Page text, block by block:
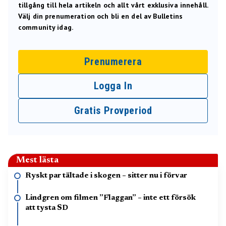
tillgång till hela artikeln och allt vårt exklusiva innehåll.
Välj din prenumeration och bli en del av Bulletins
community idag.
Prenumerera
Logga In
Gratis Provperiod
Mest lästa
Ryskt par tältade i skogen – sitter nu i förvar
Lindgren om filmen ”Flaggan” – inte ett försök
att tysta SD